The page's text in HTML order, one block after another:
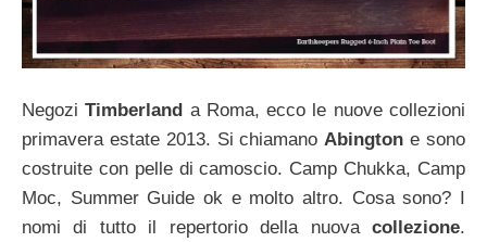
NegoziTimberland a Roma, ecco le nuove collezioni
primavera estate 2013. Si chiamanoAbington e sono
costruite con pelle di camoscio. Camp Chukka, Camp
Moc, Summer Guide ok e molto altro. Cosa sono? I
nomi di tutto il repertorio della nuova collezione.